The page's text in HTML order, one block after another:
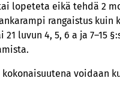
lopeteta eikä tehdä 2
rangaistus kuin
luvun 4, 5, 6 a ja 7–15
voidaan